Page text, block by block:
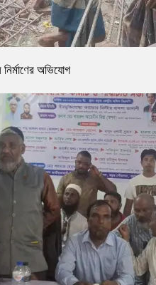
নির্মাণের অভিযোগ